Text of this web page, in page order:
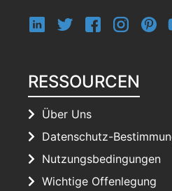
RESSOURCEN
Über Uns
Datenschutz-
Nutzungsbedingungen
Wichtige Offenlegung